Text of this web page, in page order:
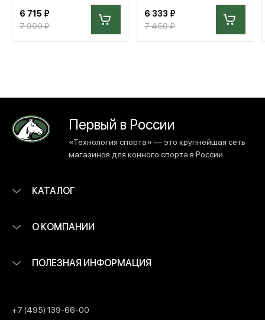
6 715 ₽
7 900 ₽
6 333 ₽
7 450 ₽
Первый в России
«Технология спорта» — это крупнейшая сеть
магазинов для конного спорта в России
КАТАЛОГ
О КОМПАНИИ
ПОЛЕЗНАЯ ИНФОРМАЦИЯ
+7 (495) 139-66-00